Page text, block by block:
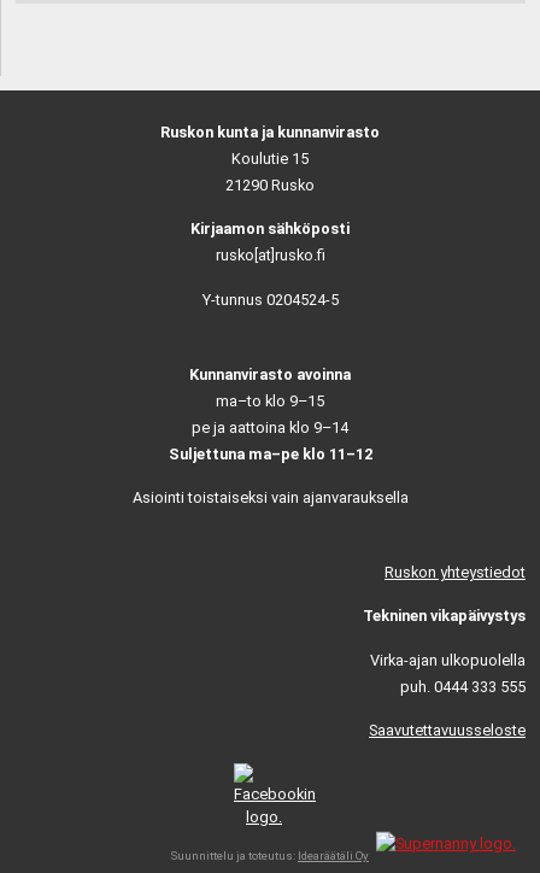
Ruskon kunta ja kunnanvirasto
Koulutie 15
21290 Rusko
Kirjaamon sähköposti
rusko[at]rusko.fi
Y-tunnus 0204524-5
Kunnanvirasto avoinna
ma–to klo 9–15
pe ja aattoina klo 9–14
Suljettuna ma–pe klo 11–12
Asiointi toistaiseksi vain ajanvarauksella
Ruskon yhteystiedot
Tekninen vikapäivystys
Virka-ajan ulkopuolella
puh. 0444 333 555
Saavutettavuusseloste
Suunnittelu ja toteutus: Idearäätäli Oy